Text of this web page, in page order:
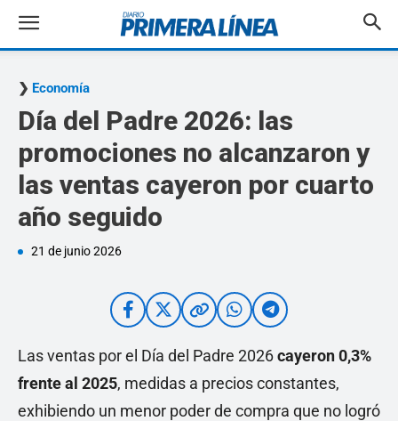
Economía
Día del Padre 2026: las
promociones no alcanzaron y
las ventas cayeron por cuarto
año seguido
21 de junio 2026
Las ventas por el Día del Padre 2026cayeron 0,3%
frente al 2025, medidas a precios constantes,
exhibiendo un menor poder de compra que no logró